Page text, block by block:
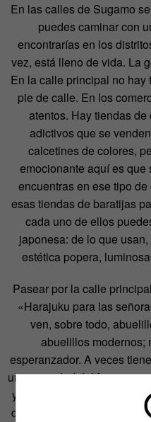
En las calles de Sugamo
puedes caminar con
encontrarías en los
vez, está lleno de vida. La
En la calle principal no hay
pie de calle. En los
atentos. Hay tiendas
adictivos que se
calcetines de colores,
emocionante aquí es que
encuentras en ese tipo
esas tiendas de baratijas
cada uno de ellos
japonesa: de lo que
estética popera,
Pasear por la calle
«Harajuku para las
ven, sobre todo,
abuelillos modernos;
esperanzador. A veces
una sociedad del futuro:
y un dinamismo que ya
de vida. Sugamo es otra